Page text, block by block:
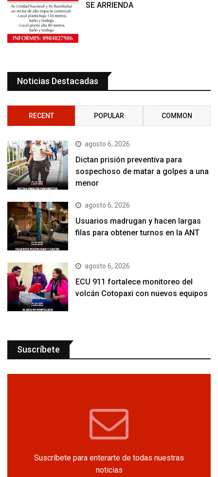
SE ARRIENDA
Noticias Destacadas
RECENT POPULAR COMMON
agosto 6, 2026
Dictan prisión preventiva para
sospechoso de matar a golpes a una
menor
agosto 6, 2026
Usuarios madrugan y hacen largas
filas para obtener turnos en la ANT
agosto 6, 2026
ECU 911 fortalece monitoreo del
volcán Cotopaxi con nuevos equipos
Suscríbete
Suscríbete para enterarte de todas nuestras
noticias